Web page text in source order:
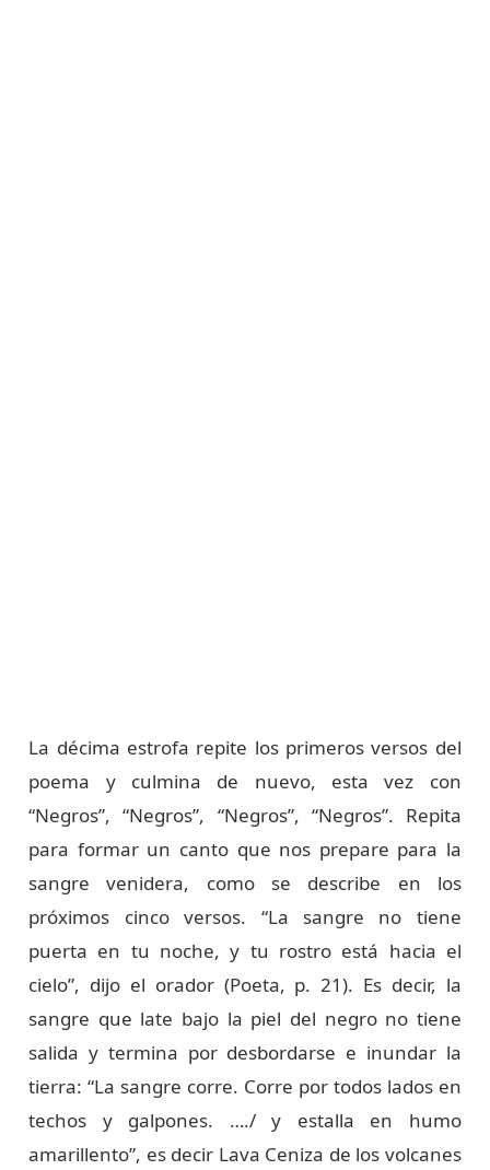
La décima estrofa repite los primeros versos del
poema y culmina de nuevo, esta vez con
“Negros”, “Negros”, “Negros”, “Negros”. Repita
para formar un canto que nos prepare para la
sangre venidera, como se describe en los
próximos cinco versos. “La sangre no tiene
puerta en tu noche, y tu rostro está hacia el
cielo”, dijo el orador (Poeta, p. 21). Es decir, la
sangre que late bajo la piel del negro no tiene
salida y termina por desbordarse e inundar la
tierra: “La sangre corre. Corre por todos lados en
techos y galpones. …./ y estalla en humo
amarillento”, es decir Lava Ceniza de los volcanes